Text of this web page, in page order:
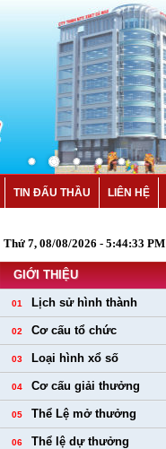
TIN ĐẤU THẦU LIÊN HỆ
Thứ 7, 08/08/2026 - 5:44:34 PM
GIỚI THIỆU
01 Lịch sử hình thành
02 Cơ cấu tổ chức
03 Loại hình xổ số
04 Cơ cấu giải thưởng
05 Thể Lệ mở thưởng
06 Thể lệ dự thưởng